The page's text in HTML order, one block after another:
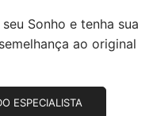
Sonho e tenha sua
ao original
ESPECIALISTA